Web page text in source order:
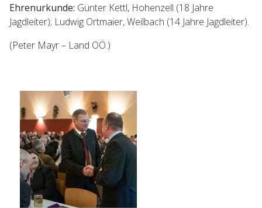
Ehrenurkunde: Günter Kettl, Hohenzell (18 Jahre
Jagdleiter); Ludwig Ortmaier, Weilbach (14 Jahre Jagdleiter).
(Peter Mayr – Land OÖ.)